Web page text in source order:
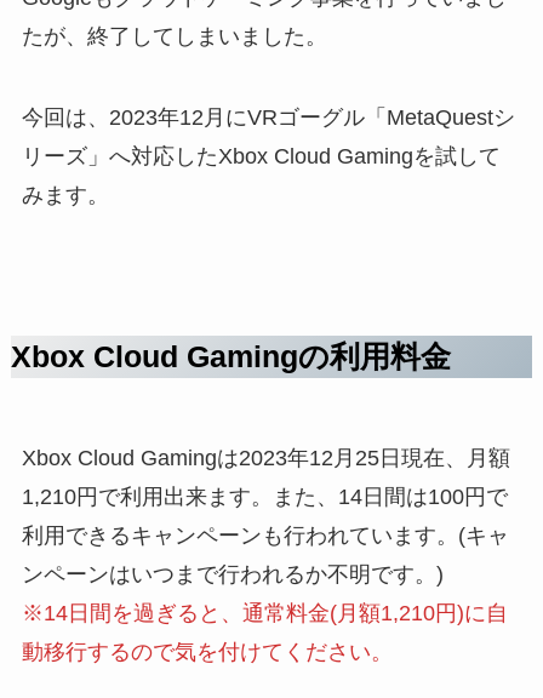
たが、終了してしまいました。
今回は、2023年12月にVRゴーグル「MetaQuestシ
リーズ」へ対応したXbox Cloud Gamingを試して
みます。
Xbox Cloud Gamingの利用料金
Xbox Cloud Gamingは2023年12月25日現在、月額
1,210円で利用出来ます。また、14日間は100円で
利用できるキャンペーンも行われています。(キャ
ンペーンはいつまで行われるか不明です。)
※14日間を過ぎると、通常料金(月額1,210円)に自
動移行するので気を付けてください。